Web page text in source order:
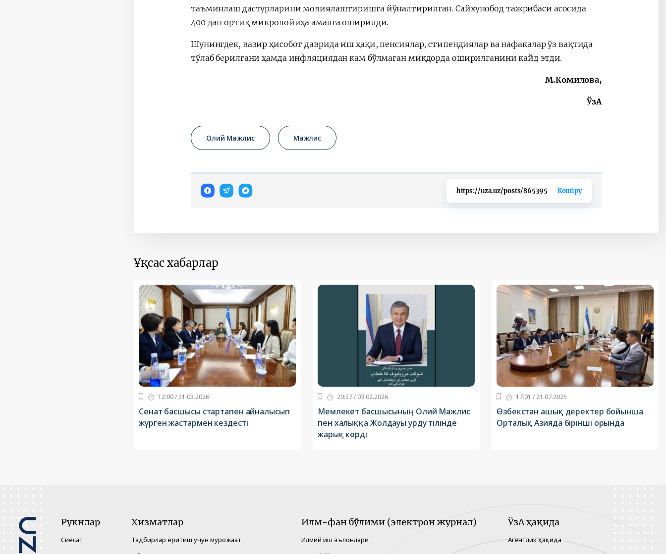
таъминлаш дастурларини молиялаштиришга йўналтирилган. Сайхунобод тажрибаси асосида
400 дан ортиқ микролойиҳа амалга оширилди.
Шунингдек, вазир ҳисобот даврида иш ҳақи, пенсиялар, стипендиялар ва нафақалар ўз вақтида
тўлаб берилгани ҳамда инфляциядан кам бўлмаган миқдорда оширилганини қайд этди.
М.Комилова,
ЎзА
Олий Мажлис Мажлис
https://uza.uz/posts/865395 Көшіру
Ұқсас хабарлар
12:00 / 31.03.2026
Сенат басшысы стартапен айналысып
жүрген жастармен кездесті
20:37 / 03.02.2026
Мемлекет басшысының Олий Мажлис
пен халыққа Жолдауы урду тілінде
жарық көрді
17:01 / 21.07.2025
Өзбекстан ашық деректер бойынша
Орталық Азияда бірінші орында
Рукнлар
Сиёсат
Хизматлар
Тадбирлар ёритиш учун мурожаат
Илм-фан бўлими (электрон журнал)
Илмий иш эълонлари
ЎзА ҳақида
Агентлик ҳақида